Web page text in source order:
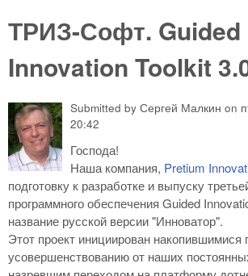
ТРИЗ-Софт. Guided
Innovation Toolkit
Submitted by Сергей Малкин on
20:42
Господа!
Наша компания, Pretium
подготовку к разработке и выпуску
программного обеспечения Guided
название русской версии "Инноватор".
Этот проект инициирован
усовершенствованию от наших